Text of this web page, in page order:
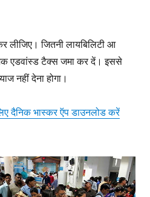
जितनी लायबिलिटी आ
तक एडवांस्ड टैक्स जमा कर दें। इससे
नहीं देना होगा।
दैनिक भास्कर ऍप डाउनलोड करें